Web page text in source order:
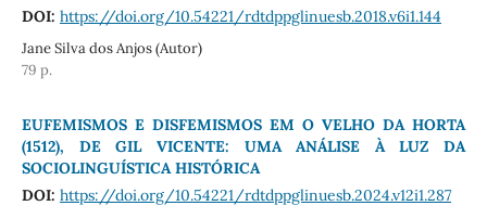
DOI: https://doi.org/10.54221/rdtdppglinuesb.2018.v6i1.144
Jane Silva dos Anjos (Autor)
79 p.
EUFEMISMOS E DISFEMISMOS EM O VELHO DA HORTA
(1512), DE GIL VICENTE: UMA ANÁLISE À LUZ DA
SOCIOLINGUÍSTICA HISTÓRICA
DOI: https://doi.org/10.54221/rdtdppglinuesb.2024.v12i1.287